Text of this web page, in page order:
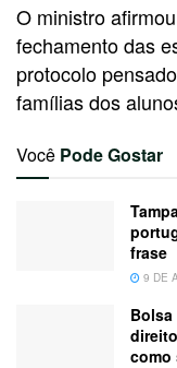
O ministro
fechamento das
protocolo
famílias dos
Você Pode Gostar
frase
9 DE
Bolsa
como